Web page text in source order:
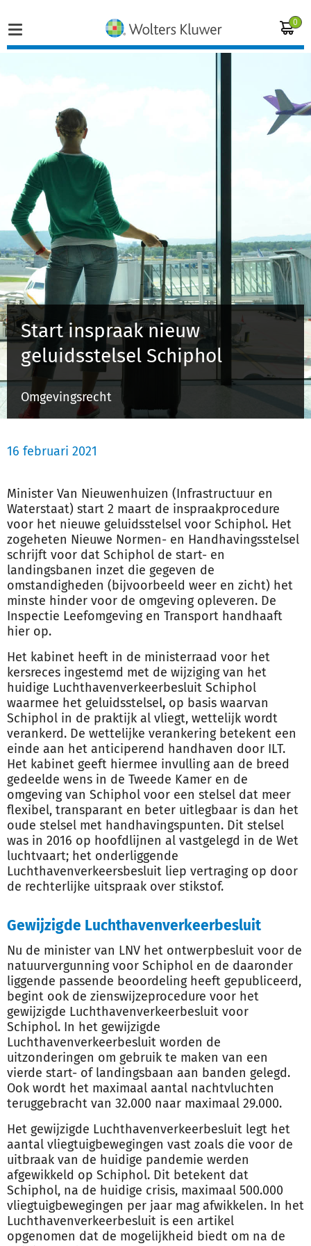
0
Vakgebieden
Actueel
Producten
Opleidingen
Juridisch advies
Inloggen op de kennisbank
Inloggen
Registreren
Start inspraak nieuw
geluidsstelsel Schiphol
Omgevingsrecht
16 februari 2021
Minister Van Nieuwenhuizen (Infrastructuur en
Waterstaat) start 2 maart de inspraakprocedure
voor het nieuwe geluidsstelsel voor Schiphol. Het
zogeheten Nieuwe Normen- en Handhavingsstelsel
schrijft voor dat Schiphol de start- en
landingsbanen inzet die gegeven de
omstandigheden (bijvoorbeeld weer en zicht) het
minste hinder voor de omgeving opleveren. De
Inspectie Leefomgeving en Transport handhaaft
hier op.
Het kabinet heeft in de ministerraad voor het
kersreces ingestemd met de wijziging van het
huidige Luchthavenverkeerbesluit Schiphol
waarmee het geluidsstelsel, op basis waarvan
Schiphol in de praktijk al vliegt, wettelijk wordt
verankerd. De wettelijke verankering betekent een
einde aan het anticiperend handhaven door ILT.
Het kabinet geeft hiermee invulling aan de breed
gedeelde wens in de Tweede Kamer en de
omgeving van Schiphol voor een stelsel dat meer
flexibel, transparant en beter uitlegbaar is dan het
oude stelsel met handhavingspunten. Dit stelsel
was in 2016 op hoofdlijnen al vastgelegd in de Wet
luchtvaart; het onderliggende
Luchthavenverkeersbesluit liep vertraging op door
de rechterlijke uitspraak over stikstof.
Gewijzigde Luchthavenverkeerbesluit
Nu de minister van LNV het ontwerpbesluit voor de
natuurvergunning voor Schiphol en de daaronder
liggende passende beoordeling heeft gepubliceerd,
begint ook de zienswijzeprocedure voor het
gewijzigde Luchthavenverkeerbesluit voor
Schiphol. In het gewijzigde
Luchthavenverkeerbesluit worden de
uitzonderingen om gebruik te maken van een
vierde start- of landingsbaan aan banden gelegd.
Ook wordt het maximaal aantal nachtvluchten
teruggebracht van 32.000 naar maximaal 29.000.
Het gewijzigde Luchthavenverkeerbesluit legt het
aantal vliegtuigbewegingen vast zoals die voor de
uitbraak van de huidige pandemie werden
afgewikkeld op Schiphol. Dit betekent dat
Schiphol, na de huidige crisis, maximaal 500.000
vliegtuigbewegingen per jaar mag afwikkelen. In het
Luchthavenverkeerbesluit is een artikel
opgenomen dat de mogelijkheid biedt om na de